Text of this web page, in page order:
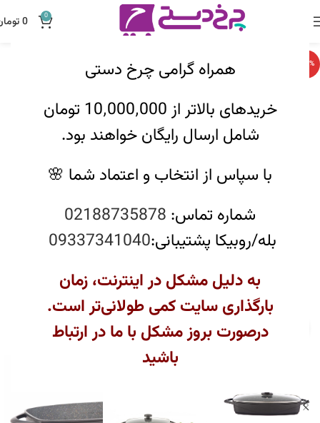
همراه گرامی چرخ دستی
خریدهای بالاتر از 10٬000٬000 تومان
شامل ارسال رایگان خواهند بود.
با سپاس از انتخاب و اعتماد شما 🌸
شماره تماس: 02188735878
بله/روبیکا پشتیبانی:09337341040
به دلیل مشکل در اینترنت، زمان
بارگذاری سایت کمی طولانی‌تر است.
درصورت بروز مشکل با ما در ارتباط
باشید
0
0
-12%
بزرگنمایی تصویر